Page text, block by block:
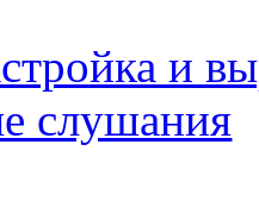
и
слушания